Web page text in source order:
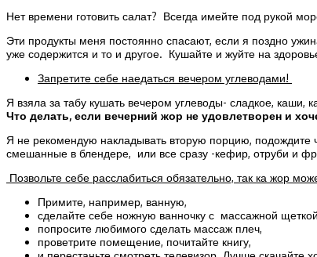
Нет времени готовить салат? Всегда имейте под рукой
Эти продукты меня постоянно спасают, если я поздно
уже содержится и то и другое. Кушайте и жуйте на
Запретите себе наедаться вечером углеводами!
Я взяла за табу кушать вечером углеводы- сладкое, каши,
Что делать, если вечерний жор не удовлетворен и
Я не рекомендую накладывать вторую порцию, подождите
смешанные в блендере, или все сразу -кефир, отруби и
Позвольте себе расслабиться обязательно, так ка жор
Примите, например, ванную,
сделайте себе ножную ванночку с массажной
попросите любимого сделать массаж плеч,
проветрите помещение, почитайте книгу,